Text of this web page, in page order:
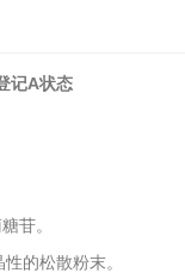
记A状态
苷。
的松散粉末。